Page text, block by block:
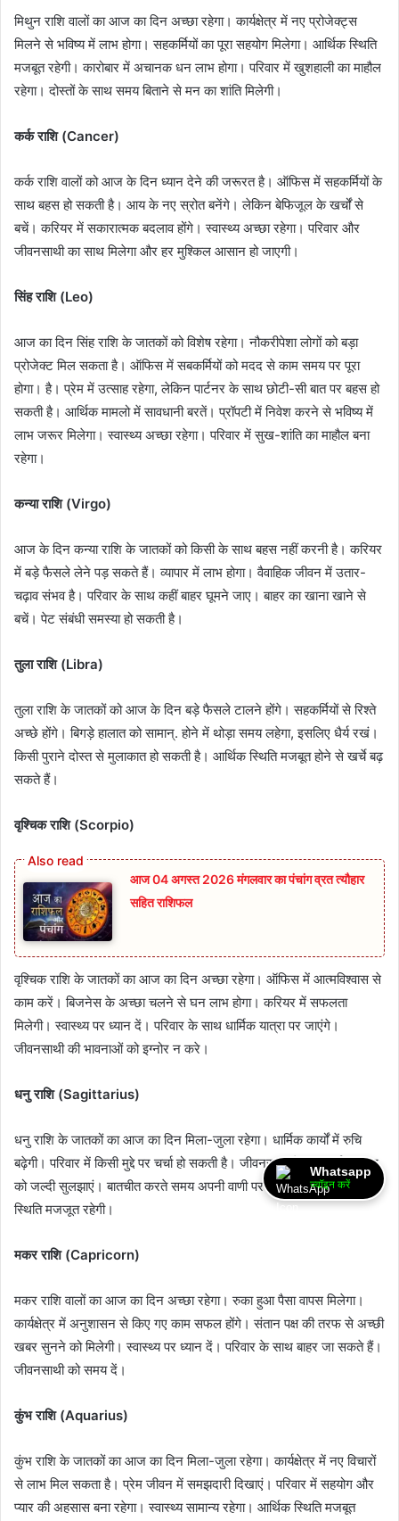
मिथुन राशि वालों का आज का दिन अच्छा रहेगा। कार्यक्षेत्र में नए प्रोजेक्ट्स
मिलने से भविष्य में लाभ होगा। सहकर्मियों का पूरा सहयोग मिलेगा। आर्थिक स्थिति
मजबूत रहेगी। कारोबार में अचानक धन लाभ होगा। परिवार में खुशहाली का माहौल
रहेगा। दोस्तों के साथ समय बिताने से मन का शांति मिलेगी।
कर्क राशि (Cancer)
कर्क राशि वालों को आज के दिन ध्यान देने की जरूरत है। ऑफिस में सहकर्मियों के
साथ बहस हो सकती है। आय के नए स्रोत बनेंगे। लेकिन बेफिजूल के खर्चों से
बचें। करियर में सकारात्मक बदलाव होंगे। स्वास्थ्य अच्छा रहेगा। परिवार और
जीवनसाथी का साथ मिलेगा और हर मुश्किल आसान हो जाएगी।
सिंह राशि (Leo)
आज का दिन सिंह राशि के जातकों को विशेष रहेगा। नौकरीपेशा लोगों को बड़ा
प्रोजेक्ट मिल सकता है। ऑफिस में सबकर्मियों को मदद से काम समय पर पूरा
होगा। है। प्रेम में उत्साह रहेगा, लेकिन पार्टनर के साथ छोटी-सी बात पर बहस हो
सकती है। आर्थिक मामलो में सावधानी बरतें। प्रॉपटी में निवेश करने से भविष्य में
लाभ जरूर मिलेगा। स्वास्थ्य अच्छा रहेगा। परिवार में सुख-शांति का माहौल बना
रहेगा।
कन्या राशि (Virgo)
आज के दिन कन्या राशि के जातकों को किसी के साथ बहस नहीं करनी है। करियर
में बड़े फैसले लेने पड़ सकते हैं। व्यापार में लाभ होगा। वैवाहिक जीवन में उतार-
चढ़ाव संभव है। परिवार के साथ कहीं बाहर घूमने जाए। बाहर का खाना खाने से
बचें। पेट संबंधी समस्या हो सकती है।
तुला राशि (Libra)
तुला राशि के जातकों को आज के दिन बड़े फैसले टालने होंगे। सहकर्मियों से रिश्ते
अच्छे होंगे। बिगड़े हालात को सामान्. होने में थोड़ा समय लहेगा, इसलिए धैर्य रखं।
किसी पुराने दोस्त से मुलाकात हो सकती है। आर्थिक स्थिति मजबूत होने से खर्चे बढ़
सकते हैं।
वृश्चिक राशि (Scorpio)
आज 04 अगस्त 2026 मंगलवार का पंचांग व्रत त्यौहार
सहित राशिफल
वृश्चिक राशि के जातकों का आज का दिन अच्छा रहेगा। ऑफिस में आत्मविश्वास से
काम करें। बिजनेस के अच्छा चलने से घन लाभ होगा। करियर में सफलता
मिलेगी। स्वास्थ्य पर ध्यान दें। परिवार के साथ धार्मिक यात्रा पर जाएंगे।
जीवनसाथी की भावनाओं को इग्नोर न करे।
धनु राशि (Sagittarius)
धनु राशि के जातकों का आज का दिन मिला-जुला रहेगा। धार्मिक कार्यों में रुचि
बढ़ेगी। परिवार में किसी मुद्दे पर चर्चा हो सकती है। जीवनसाथी के साथ हुई अनबन
को जल्दी सुलझाएं। बातचीत करते समय अपनी वाणी पर कंट्रोल रखें। आर्थिक
स्थिति मजजूत रहेगी।
मकर राशि (Capricorn)
मकर राशि वालों का आज का दिन अच्छा रहेगा। रुका हुआ पैसा वापस मिलेगा।
कार्यक्षेत्र में अनुशासन से किए गए काम सफल होंगे। संतान पक्ष की तरफ से अच्छी
खबर सुनने को मिलेगी। स्वास्थ्य पर ध्यान दें। परिवार के साथ बाहर जा सकते हैं।
जीवनसाथी को समय दें।
कुंभ राशि (Aquarius)
कुंभ राशि के जातकों का आज का दिन मिला-जुला रहेगा। कार्यक्षेत्र में नए विचारों
से लाभ मिल सकता है। प्रेम जीवन में समझदारी दिखाएं। परिवार में सहयोग और
प्यार की अहसास बना रहेगा। स्वास्थ्य सामान्य रहेगा। आर्थिक स्थिति मजबूत
Whatsapp
ज्वॉइन करें